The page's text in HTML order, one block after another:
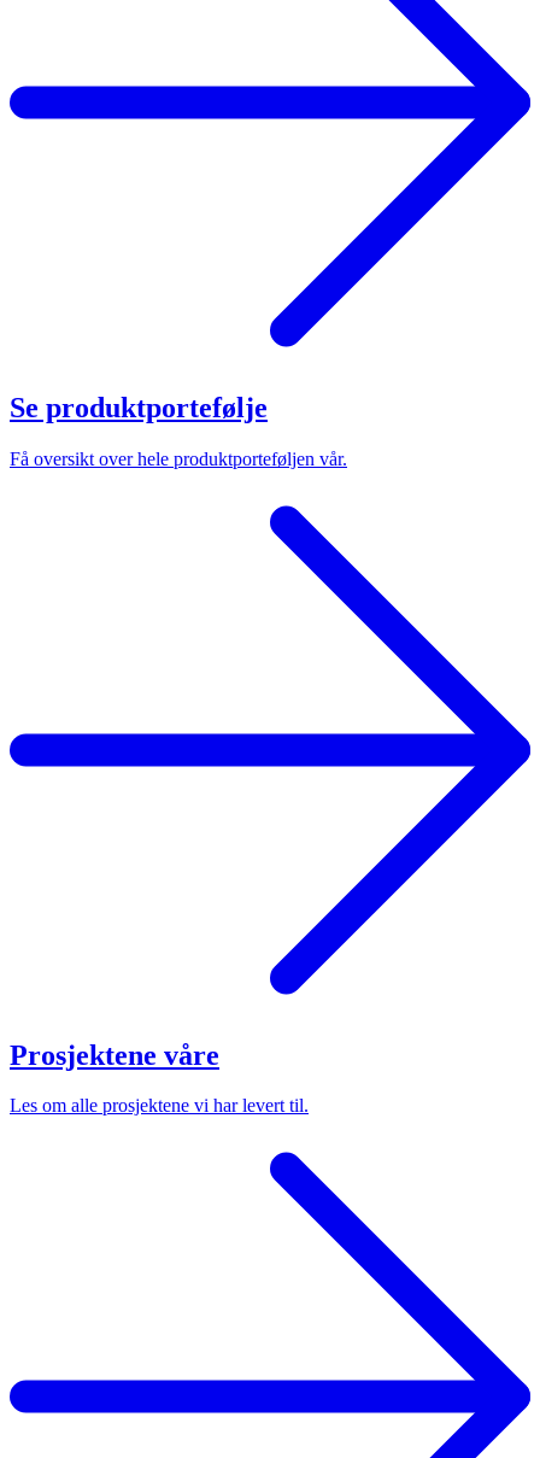
Se produktportefølje
Få oversikt over hele produktporteføljen vår.
Prosjektene våre
Les om alle prosjektene vi har levert til.